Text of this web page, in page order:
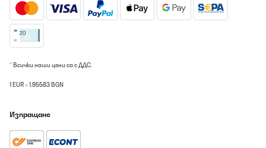
Amazon-Benutzer
Превод
Amazon-Benutzer
Превод
* Всички наши цени са с ДДС.
1 EUR = 1.95583 BGN
Изпращане